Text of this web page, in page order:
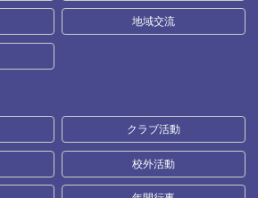
地域交流
クラブ活動
校外活動